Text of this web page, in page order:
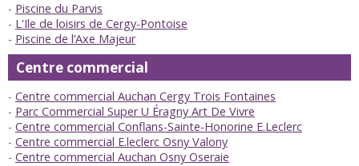
Piscine du Parvis
L'Ile de loisirs de Cergy-Pontoise
Piscine de l’Axe Majeur
Centre commercial
Centre commercial Auchan Cergy Trois Fontaines
Parc Commercial Super U Éragny Art De Vivre
Centre commercial Conflans-Sainte-Honorine E.Leclerc
Centre commercial E.leclerc Osny Valony
Centre commercial Auchan Osny Oseraie